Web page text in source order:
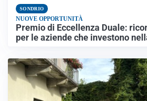
SONDRIO
NUOVE OPPORTUNITÀ
Premio di Eccellenza Duale:
per le aziende che investono